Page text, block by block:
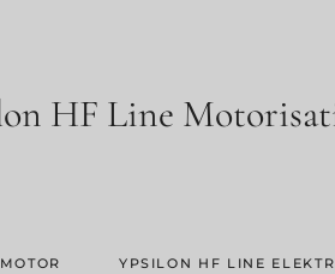
HF Line
YPSILON HF LINE